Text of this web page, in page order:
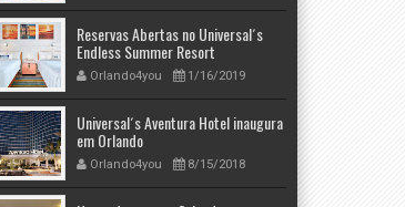
Reservas Abertas no Universal´s
Endless Summer Resort
Orlando4you 1/16/2019
Universal´s Aventura Hotel inaugura
em Orlando
Orlando4you 8/15/2018